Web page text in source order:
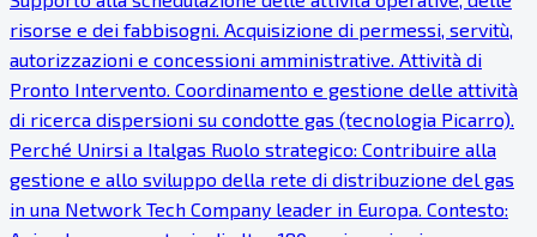
risorse e dei fabbisogni. Acquisizione di permessi, servitù,
autorizzazioni e concessioni amministrative. Attività di
Pronto Intervento. Coordinamento e gestione delle attività
di ricerca dispersioni su condotte gas (tecnologia Picarro).
Perché Unirsi a Italgas Ruolo strategico: Contribuire alla
gestione e allo sviluppo della rete di distribuzione del gas
in una Network Tech Company leader in Europa. Contesto: